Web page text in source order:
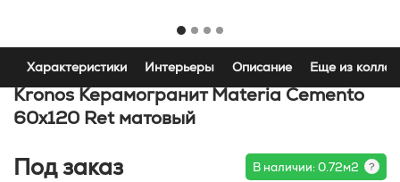
Характеристики Интерьеры Описание Еще из
Kronos Керамогранит Materia Cemento
60x120 Ret матовый
Под заказ В наличии: 0.72м2